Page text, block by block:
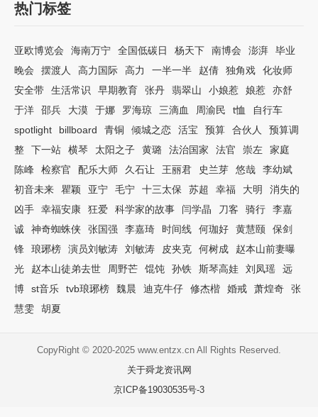
热门标签
亚欧博览会 海南万宁 全国低碳日 杨天下 南博会 澎湃
毕业
晚会
摆渡人 高力国际 高力 一半一半 赵倩 独角戏
化妆师
安全带
生活常识 早期教育 张丹 翡翠山 小娘惹 娘惹
亦舒
于洋
邵兵 大漠 于娜 罗海琼 三滴血 周渝民 t恤
自行车
spotlight
billboard 青铜 倾城之恋 活宝 预算 合伙人
预算调
整
下一站 横琴 太阳之子 黄璐 法治国家 法官 崇左
家庭
陈峰
检察官 配乐大师 久石让 王丽君 史兰芽 悠哉
李幼斌
初音未来
瞿颖 亚宁 毛宁 十三太保 苏超 幸福 大明
消失的
凶手
幸福安康 狂爱 科学家的故事 闫学晶 刀客 骑行
李嘉
诚
神奇蜘蛛侠 张国强 李嘉琦 时间线 何珈好 黄慧颐
保剑
锋
琅琊榜 演员刘敏涛 刘敏涛 皮夹克 何树成
赵本山前妻曝
光
赵本山徒弟去世 周野芒 馄饨 孙铁 斯琴高娃 刘凤瑶
远
博
st音乐 tvb琅琊榜 魏晨 迪克牛仔 修杰楷 婚戒 萧煌奇
张
慧雯
胡夏
CopyRight © 2020-2025 www.entzx.cn All Rights Reserved.
关于舜龙资讯网
京ICP备19030535号-3